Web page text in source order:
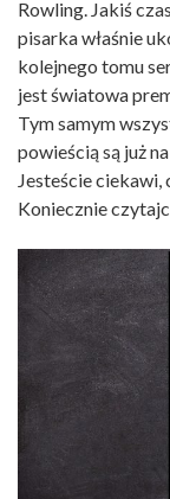
Rowling. Jakiś
pisarka właśnie
kolejnego tomu
jest światowa
Tym samym
powieścią są już
Jesteście ciekawi,
Koniecznie